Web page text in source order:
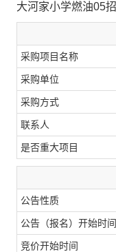
大河家小学燃油05
采购项目名称
采购单位
采购方式
联系人
是否重大项目
公告性质
公告（报名）开始时间
竞价开始时间